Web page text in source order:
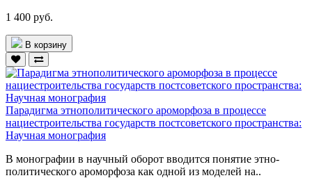
1 400 руб.
В корзину
Парадигма этнополитического ароморфоза в процессе
нациестроительства государств постсоветского пространства:
Научная монография
В монографии в научный оборот вводится понятие этно-
политического ароморфоза как одной из моделей на..